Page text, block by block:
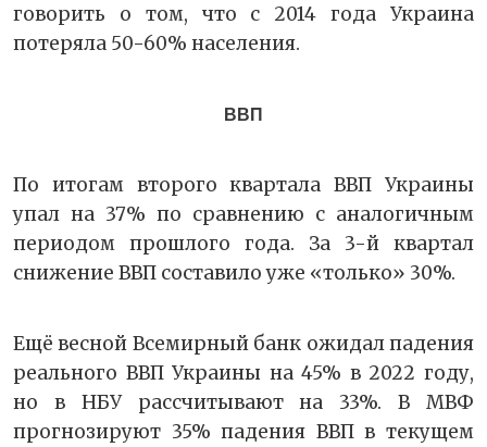
говорить о том, что с 2014 года Украина
потеряла 50-60% населения.
ВВП
По итогам второго квартала ВВП Украины
упал на 37% по сравнению с аналогичным
периодом прошлого года. За 3-й квартал
снижение ВВП составило уже «только» 30%.
Ещё весной Всемирный банк ожидал падения
реального ВВП Украины на 45% в 2022 году,
но в НБУ рассчитывают на 33%. В МВФ
прогнозируют 35% падения ВВП в текущем